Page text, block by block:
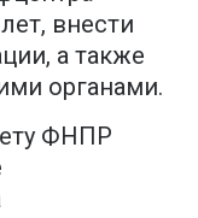
внести
а также
органами.
ФНПР